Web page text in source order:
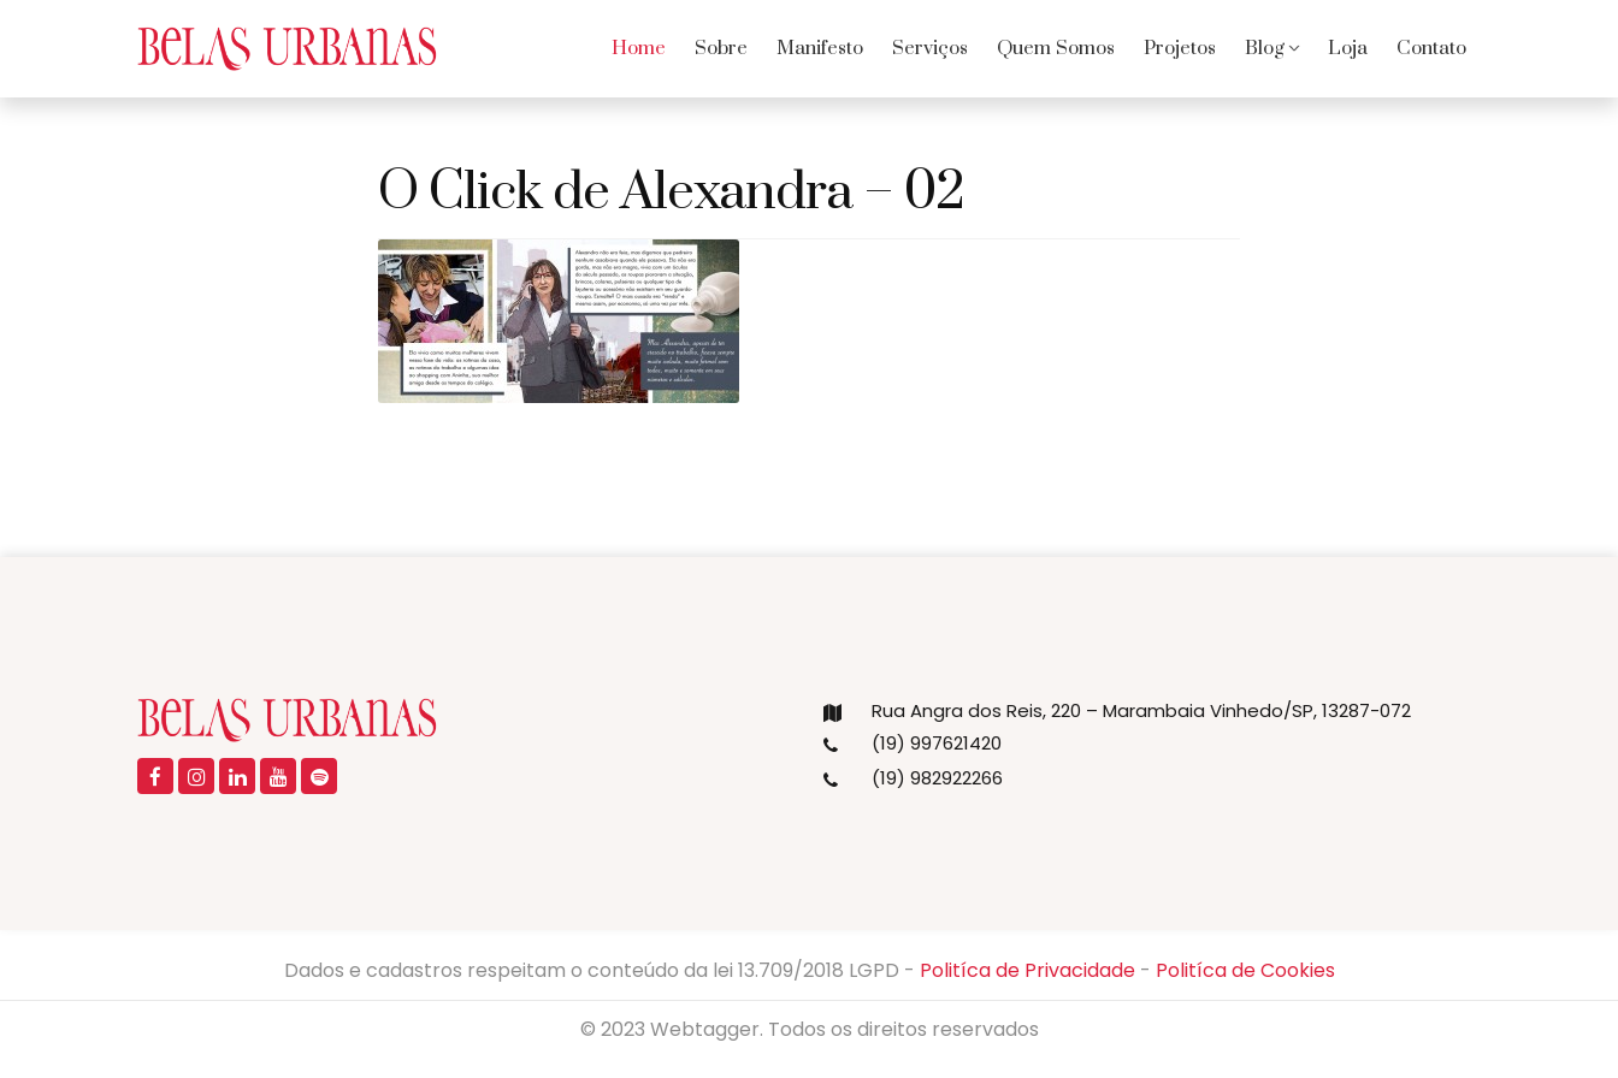
Home Sobre Manifesto Serviços Quem Somos Projetos Blog Loja Contato
O Click de Alexandra – 02
Rua Angra dos Reis, 220 – Marambaia Vinhedo/SP, 13287-072
(19) 997621420
(19) 982922266
Dados e cadastros respeitam o conteúdo da lei 13.709/2018 LGPD - Politíca de Privacidade- Politíca de Cookies
© 2023 Webtagger. Todos os direitos reservados